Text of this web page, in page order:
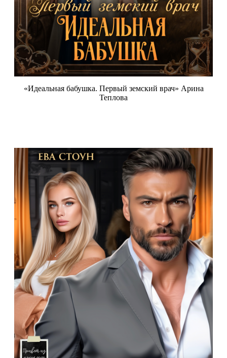
«Идеальная бабушка. Первый земский врач» Арина
Теплова